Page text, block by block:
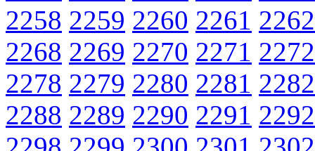
2258 2259 2260 2261 2262
2268 2269 2270 2271 2272
2278 2279 2280 2281 2282
2288 2289 2290 2291 2292